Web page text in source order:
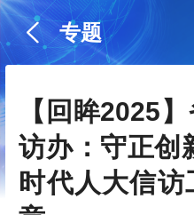
专题
【回眸2025
访办：守正创
时代人大信